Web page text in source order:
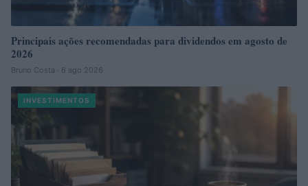
Principais ações recomendadas para dividendos em agosto de
2026
Bruno Costa · 6 ago 2026
INVESTIMENTOS